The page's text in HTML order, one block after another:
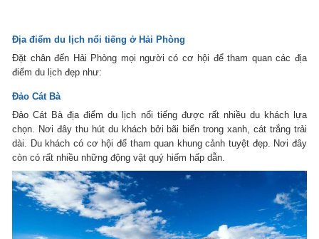
Địa điểm du lịch nổi tiếng ở Hải Phòng
Đặt chân đến Hải Phòng mọi người có cơ hội để tham quan các địa
điểm du lịch đẹp như:
Đảo Cát Bà
Đảo Cát Bà địa điểm du lịch nổi tiếng được rất nhiều du khách lựa
chọn. Nơi đây thu hút du khách bởi bãi biển trong xanh, cát trắng trải
dài. Du khách có cơ hội để tham quan khung cảnh tuyệt đẹp. Nơi đây
còn có rất nhiều những động vật quý hiếm hấp dẫn.